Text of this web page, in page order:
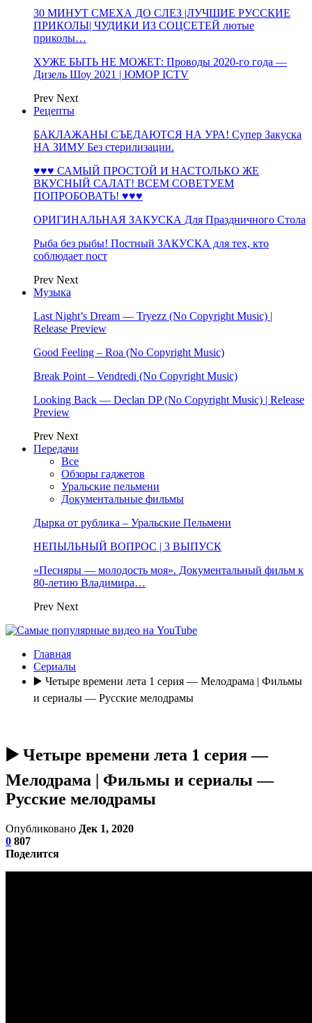
30 МИНУТ СМЕХА ДО СЛЕЗ |ЛУЧШИЕ РУССКИЕ
ПРИКОЛЫ| ЧУДИКИ ИЗ СОЦСЕТЕЙ лютые
приколы…
ХУЖЕ БЫТЬ НЕ МОЖЕТ: Проводы 2020-го года —
Дизель Шоу 2021 | ЮМОР ICTV
Prev Next
Рецепты
БАКЛАЖАНЫ СЪЕДАЮТСЯ НА УРА! Супер Закуска
НА ЗИМУ Без стерилизации.
♥♥♥ САМЫЙ ПРОСТОЙ И НАСТОЛЬКО ЖЕ
ВКУСНЫЙ САЛАТ! ВСЕМ СОВЕТУЕМ
ПОПРОБОВАТЬ! ♥♥♥
ОРИГИНАЛЬНАЯ ЗАКУСКА Для Праздничного Стола
Рыба без рыбы! Постный ЗАКУСКА для тех, кто
соблюдает пост
Prev Next
Музыка
Last Night’s Dream — Tryezz (No Copyright Music) |
Release Preview
Good Feeling – Roa (No Copyright Music)
Break Point – Vendredi (No Copyright Music)
Looking Back — Declan DP (No Copyright Music) | Release
Preview
Prev Next
Передачи
Все
Обзоры гаджетов
Уральские пельмени
Документальные фильмы
Дырка от рублика – Уральские Пельмени
НЕПЫЛЬНЫЙ ВОПРОС | 3 ВЫПУСК
«Песняры — молодость моя». Документальный фильм к
80-летию Владимира…
Prev Next
Главная
Сериалы
▶️ Четыре времени лета 1 серия — Мелодрама | Фильмы
и сериалы — Русские мелодрамы
▶️ Четыре времени лета 1 серия —
Мелодрама | Фильмы и сериалы —
Русские мелодрамы
Опубликовано Дек 1, 2020
0 807
Поделится